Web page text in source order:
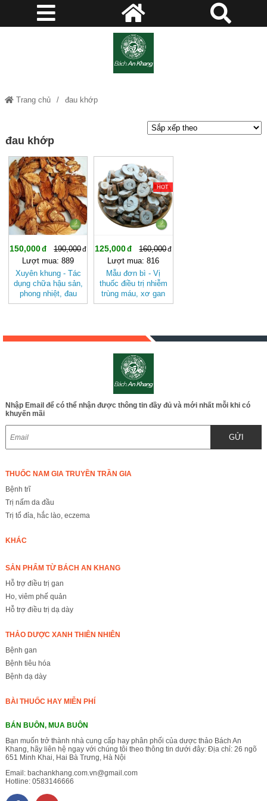
Trang chủ đau khớp
đau khớp
-21%
150,000
190,000
Lượt mua: 889
Xuyên khung - Tác
dụng chữa hậu sản,
phong nhiệt, đau
đầu, xuất huyết tử
xuyenkhung
-21%
HOT
125,000
160,000
Lượt mua: 816
Mẫu đơn bì - Vị
thuốc điều trị nhiễm
trùng máu, xơ gan
cổ trướng, quai bị
Nhập Email để có thể nhận được thông tin đầy đủ và mới nhất mỗi khi có
khuyến mãi
GỬI
THUỐC NAM GIA TRUYỀN TRẦN GIA
Bệnh trĩ
Trị nấm da đầu
Trị tổ đỉa, hắc lào, eczema
KHÁC
SẢN PHẨM TỪ BÁCH AN KHANG
Hỗ trợ điều trị gan
Ho, viêm phế quản
Hỗ trợ điều trị dạ dày
THẢO DƯỢC XANH THIÊN NHIÊN
Bệnh gan
Bệnh tiêu hóa
Bệnh dạ dày
BÀI THUỐC HAY MIỄN PHÍ
BÁN BUÔN, MUA BUÔN
Bạn muốn trở thành nhà cung cấp hay phân phối của dược thảo Bách An
Khang, hãy liên hệ ngay với chúng tôi theo thông tin dưới đây: Địa chỉ: 26 ngõ
651 Minh Khai, Hai Bà Trưng, Hà Nội
Email: bachankhang.com.vn@gmail.com
Hotline: 0583146666